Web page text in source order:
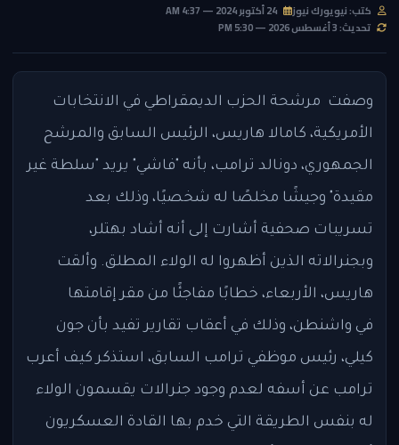
كتب: نيويورك نيوز
تحديث: 3 أغسطس 2026 — 5:30 PM
وصفت مرشحة الحزب الديمقراطي في الانتخابات
الأمريكية، كامالا هاريس، الرئيس السابق والمرشح
الجمهوري، دونالد ترامب، بأنه "فاشي" يريد "سلطة غير
مقيدة" وجيشًا مخلصًا له شخصيًا، وذلك بعد
تسريبات صحفية أشارت إلى أنه أشاد بهتلر،
وبجنرالاته الذين أظهروا له الولاء المطلق. وألقت
هاريس، الأربعاء، خطابًا مفاجئًا من مقر إقامتها
في واشنطن، وذلك في أعقاب تقارير تفيد بأن جون
كيلي، رئيس موظفي ترامب السابق، استذكر كيف أعرب
ترامب عن أسفه لعدم وجود جنرالات يقسمون الولاء
له بنفس الطريقة التي خدم بها القادة العسكريون